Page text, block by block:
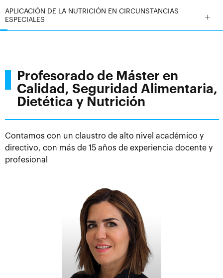
APLICACIÓN DE LA NUTRICIÓN EN CIRCUNSTANCIAS
ESPECIALES
Profesorado de Máster en
Calidad, Seguridad Alimentaria,
Dietética y Nutrición
Contamos con un claustro de alto nivel académico y
directivo, con más de 15 años de experiencia docente y
profesional